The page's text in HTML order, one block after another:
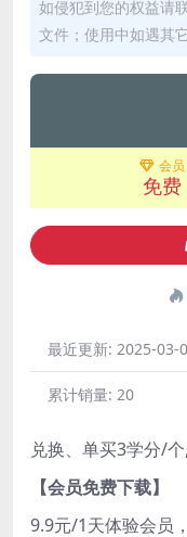
如侵犯到您的权益请
文件；使用中如遇其
会员
免费
最近更新: 2025-03-
累计销量: 20
兑换、单买3学分/
【会员免费下载】
9.9元/1天体验会员